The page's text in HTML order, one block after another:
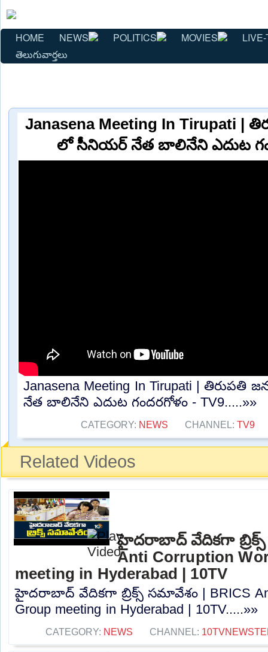
HOME NEWS POLITICS MOVIES
తెలుగువార్తలు
Janasena Meeting In Tirupati |
లో సీనియర్ నేత బాలినేని ఎదుట
Janasena Meeting In Tirupati |
నేత బాలినేని ఎదుట గందరగోళం - TV9.....»»
CATEGORY: NEWS CHANNEL: TV9
Related Videos
హైదరాబాద్ వేదికగా బ్రిక్స్
Anti Corruption
meeting in Hyderabad | 10TV
హైదరాబాద్ వేదికగా బ్రిక్స్ సమావేశం | BRICS
Group meeting in Hyderabad | 10TV.....»»
CATEGORY: NEWS CHANNEL: